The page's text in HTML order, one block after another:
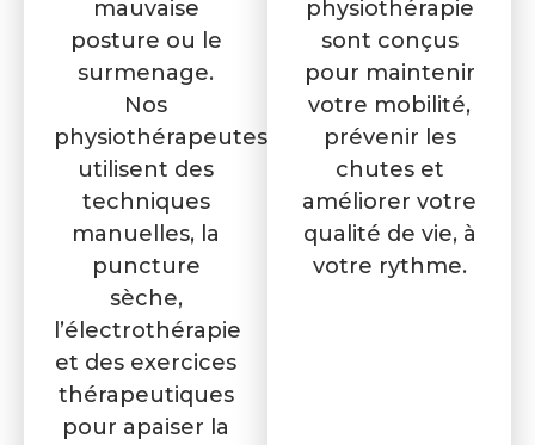
mauvaise
posture ou le
surmenage.
Nos
physiothérapeutes
utilisent des
techniques
manuelles, la
puncture
sèche,
l’électrothérapie
et des exercices
thérapeutiques
pour apaiser la
physiothérapie
sont conçus
pour maintenir
votre mobilité,
prévenir les
chutes et
améliorer votre
qualité de vie, à
votre rythme.